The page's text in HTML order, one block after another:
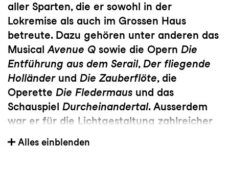
aller Sparten, die er sowohl in der
Lokremise als auch im Grossen Haus
betreute. Dazu gehören unter anderen das
MusicalAvenue Q sowie die Opern Die
Entführung aus dem Serail, Der fliegende
Holländerund Die Zauberflöte, die
Operette Die Fledermaus und das
Schauspiel Durcheinandertal. Ausserdem
war er für die Lichtgestaltung zahlreicher
Gastspiele innerhalb und ausserhalb der
Schweiz verantwortlich. Im Rahmen der
Alles einblenden